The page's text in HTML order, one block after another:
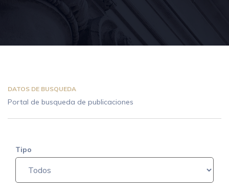
DATOS DE BUSQUEDA
Portal de busqueda de publicaciones
Tipo